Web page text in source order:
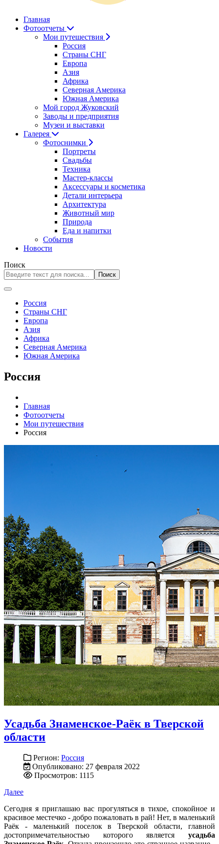
Главная
Фотоотчеты
Мои путешествия
Россия
Страны СНГ
Европа
Азия
Африка
Северная Америка
Южная Америка
Мой город Жуковский
Заводы и предприятия
Музеи и выставки
Галерея
Фотоснимки
Портреты
Свадьбы
Техника
Мастер-классы
Аксессуары и косметика
Детали интерьера
Архитектура
Животный мир
Природа
Еда и напитки
События
Новости
Поиск
Поиск
Россия
Страны СНГ
Европа
Азия
Африка
Северная Америка
Южная Америка
Россия
Главная
Фотоотчеты
Мои путешествия
Россия
Усадьба Знаменское-Раёк в Тверской
области
Регион: Россия
Опубликовано: 27 февраля 2022
Просмотров: 1115
Далее
Сегодня я приглашаю вас прогуляться в тихое, спокойное и
красивое местечко - добро пожаловать в рай! Нет, в маленький
Раёк - маленький поселок в Тверской области, главной
достопримечательностью которого является усадьба